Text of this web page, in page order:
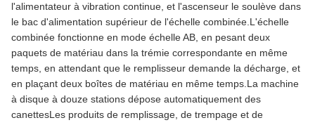
l'alimentateur à vibration continue, et l'ascenseur le soulève dans
le bac d'alimentation supérieur de l'échelle combinée.L'échelle
combinée fonctionne en mode échelle AB, en pesant deux
paquets de matériau dans la trémie correspondante en même
temps, en attendant que le remplisseur demande la décharge, et
en plaçant deux boîtes de matériau en même temps.La machine
à disque à douze stations dépose automatiquement des
canettesLes produits de remplissage, de trempage et de